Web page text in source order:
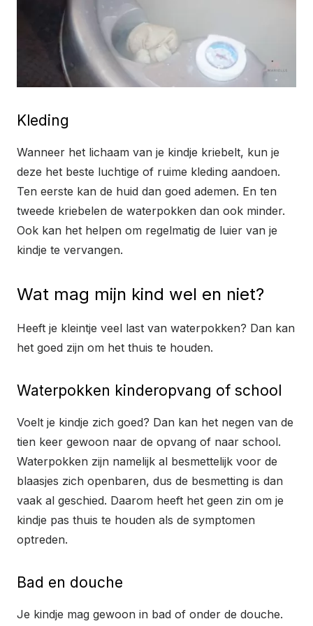
Kleding
Wanneer het lichaam van je kindje kriebelt, kun je
deze het beste luchtige of ruime kleding aandoen.
Ten eerste kan de huid dan goed ademen. En ten
tweede kriebelen de waterpokken dan ook minder.
Ook kan het helpen om regelmatig de luier van je
kindje te vervangen.
Wat mag mijn kind wel en niet?
Heeft je kleintje veel last van waterpokken? Dan kan
het goed zijn om het thuis te houden.
Waterpokken kinderopvang of school
Voelt je kindje zich goed? Dan kan het negen van de
tien keer gewoon naar de opvang of naar school.
Waterpokken zijn namelijk al besmettelijk voor de
blaasjes zich openbaren, dus de besmetting is dan
vaak al geschied. Daarom heeft het geen zin om je
kindje pas thuis te houden als de symptomen
optreden.
Bad en douche
Je kindje mag gewoon in bad of onder de douche.